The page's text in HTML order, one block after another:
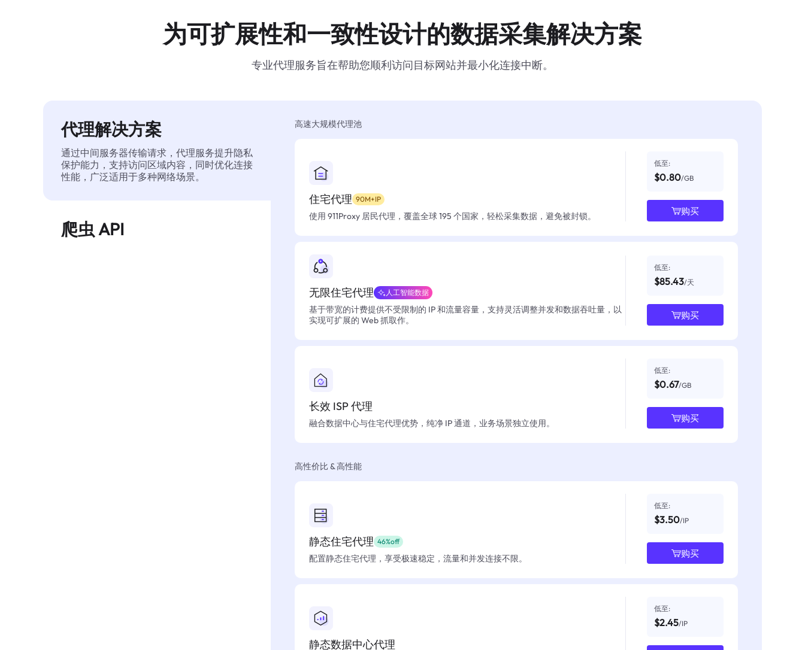
为可扩展性和一致性设计的数据采集解决方案
专业代理服务旨在帮助您顺利访问目标网站并最小化连接中断。
代理解决方案
通过中间服务器传输请求，代理服务提升隐私
保护能力，支持访问区域内容，同时优化连接
性能，广泛适用于多种网络场景。
爬虫 API
高速大规模代理池
住宅代理 90M+IP
使用 911Proxy 居民代理，覆盖全球 195 个国家，轻松采集数据，避免被封锁。
低至:
$0.80/GB
购买
无限住宅代理 人工智能数据
基于带宽的计费提供不受限制的 IP 和流量容量，支持灵活调整并发和数据吞吐量，以
实现可扩展的 Web 抓取作。
低至:
$85.43/天
购买
长效 ISP 代理
融合数据中心与住宅代理优势，纯净 IP 通道，业务场景独立使用。
低至:
$0.67/GB
购买
高性价比 & 高性能
静态住宅代理 46%off
配置静态住宅代理，享受极速稳定，流量和并发连接不限。
低至:
$3.50/IP
购买
静态数据中心代理
低至:
$2.45/IP